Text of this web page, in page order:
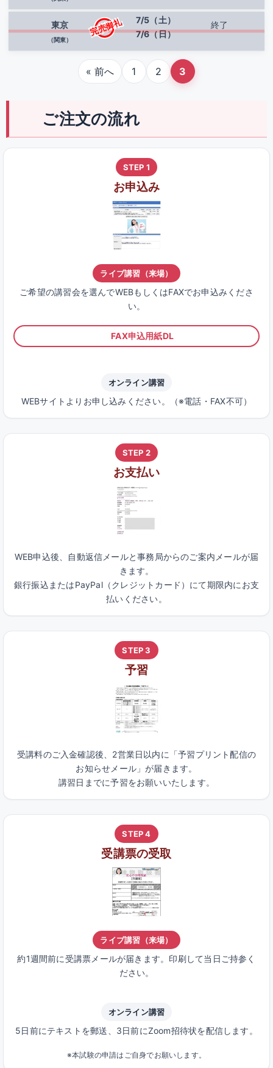
東京
（関東）
完売御礼
7/5（土）
7/6（日）
終了
« 前へ 1 2 3
ご注文の流れ
STEP 1
お申込み
ライブ講習（来場）
ご希望の講習会を選んでWEBもしくはFAXでお申込みくださ
い。
FAX申込用紙DL
オンライン講習
WEBサイトよりお申し込みください。（※電話・FAX不可）
STEP 2
お支払い
WEB申込後、自動返信メールと事務局からのご案内メールが届
きます。
銀行振込またはPayPal（クレジットカード）にて期限内にお支
払いください。
STEP 3
予習
受講料のご入金確認後、2営業日以内に「予習プリント配信の
お知らせメール」が届きます。
講習日までに予習をお願いいたします。
STEP 4
受講票の受取
ライブ講習（来場）
約1週間前に受講票メールが届きます。印刷して当日ご持参く
ださい。
オンライン講習
5日前にテキストを郵送、3日前にZoom招待状を配信します。
※本試験の申請はご自身でお願いします。